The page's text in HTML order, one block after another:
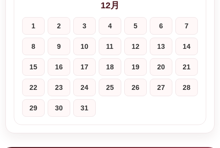
12月
1 2 3 4 5 6 7
8 9 10 11 12 13 14
15 16 17 18 19 20 21
22 23 24 25 26 27 28
29 30 31